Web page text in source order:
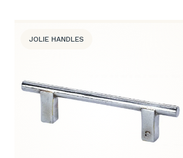
JOLIE HANDLES